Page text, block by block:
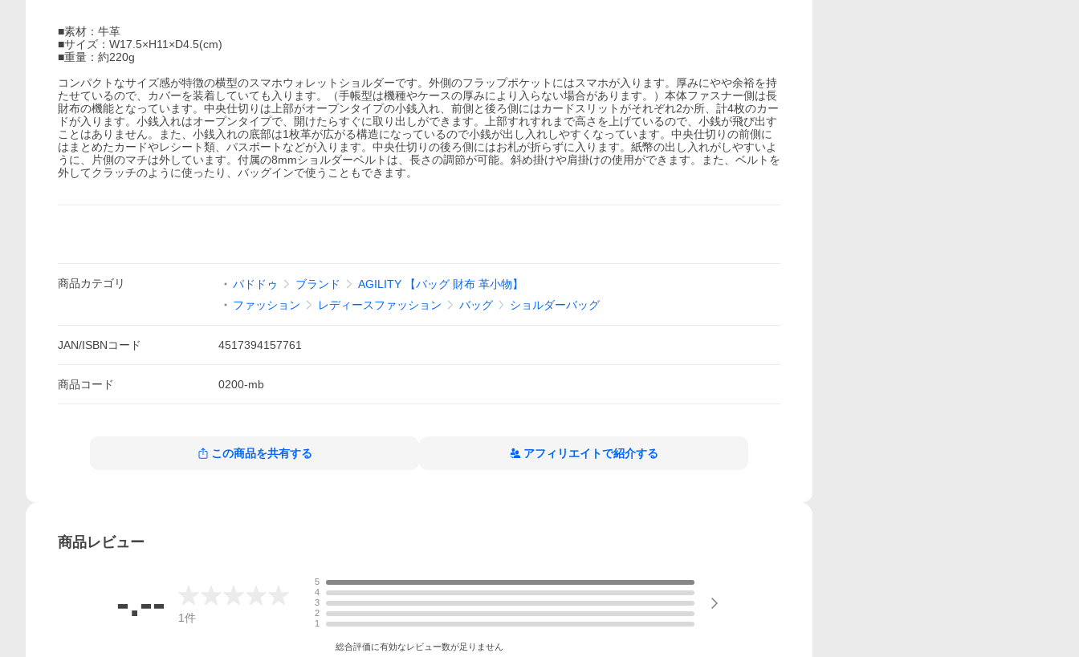
■素材：牛革
■サイズ：W17.5×H11×D4.5(cm)
■重量：約220g
コンパクトなサイズ感が特徴の横型のスマホウォレットショルダーです。外側のフラップポケットにはスマホが入ります。厚みにやや余裕を持
たせているので、カバーを装着していても入ります。（手帳型は機種やケースの厚みにより入らない場合があります。）本体ファスナー側は長
財布の機能となっています。中央仕切りは上部がオープンタイプの小銭入れ、前側と後ろ側にはカードスリットがそれぞれ2か所、計4枚のカー
ドが入ります。小銭入れはオープンタイプで、開けたらすぐに取り出しができます。上部すれすれまで高さを上げているので、小銭が飛び出す
ことはありません。また、小銭入れの底部は1枚革が広がる構造になっているので小銭が出し入れしやすくなっています。中央仕切りの前側に
はまとめたカードやレシート類、パスポートなどが入ります。中央仕切りの後ろ側にはお札が折らずに入ります。紙幣の出し入れがしやすいよ
うに、片側のマチは外しています。付属の8mmショルダーベルトは、長さの調節が可能。斜め掛けや肩掛けの使用ができます。また、ベルトを
外してクラッチのように使ったり、バッグインで使うこともできます。
商品カテゴリ パドドゥ ブランド
AGILITY 【バッグ 財布 革小物】
ファッション
レディースファッション バッグ ショルダーバッグ
JAN/ISBNコード 4517394157761
商品コード 0200-mb
この商品を共有する アフィリエイトで紹介する
商品レビュー
-.-- 1件
5
4
3
2
1
総合評価に有効なレビュー数が足りません